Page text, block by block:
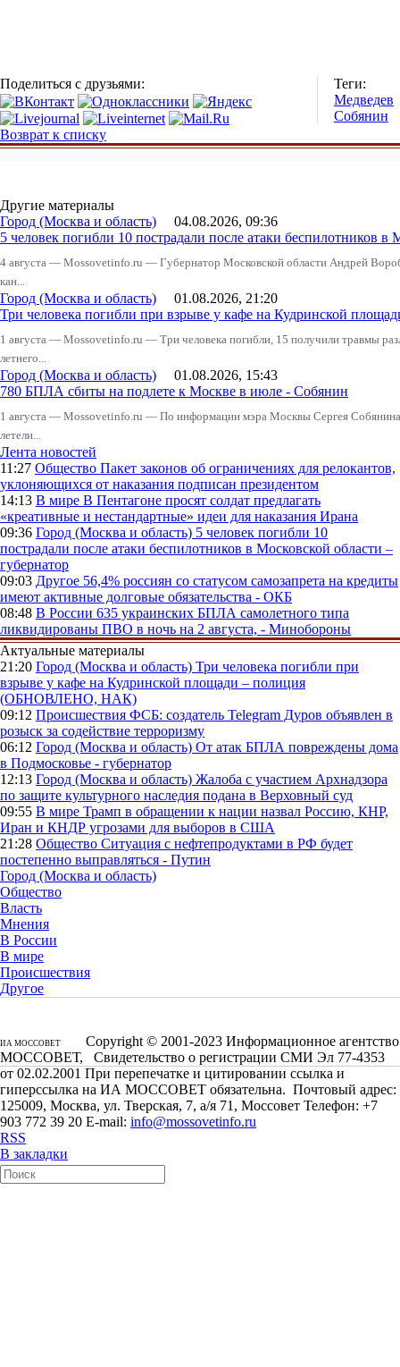
Поделиться с друзьями:
Теги:
Медведев
Собянин
Возврат к списку
Другие материалы
Город (Москва и область) 04.08.2026, 09:36
5 человек погибли 10 пострадали после атаки беспилотников в
4 августа — Mossovetinfo.ru — Губернатор Московской области Андрей
кан...
Город (Москва и область) 01.08.2026, 21:20
Три человека погибли при взрыве у кафе на Кудринской
1 августа — Mossovetinfo.ru — Три человека погибли, 15 получили травмы
летнего...
Город (Москва и область) 01.08.2026, 15:43
780 БПЛА сбиты на подлете к Москве в июле - Собянин
1 августа — Mossovetinfo.ru — По информации мэра Москвы Сергея
летели...
Лента новостей
11:27 Общество Пакет законов об ограничениях для релокантов,
уклоняющихся от наказания подписан президентом
14:13 В мире В Пентагоне просят солдат предлагать
«креативные и нестандартные» идеи для наказания Ирана
09:36 Город (Москва и область) 5 человек погибли 10
пострадали после атаки беспилотников в Московской области –
губернатор
09:03 Другое 56,4% россиян со статусом самозапрета на кредиты
имеют активные долговые обязательства - ОКБ
08:48 В России 635 украинских БПЛА самолетного типа
ликвидированы ПВО в ночь на 2 августа, - Минобороны
Актуальные материалы
21:20 Город (Москва и область) Три человека погибли при
взрыве у кафе на Кудринской площади – полиция
(ОБНОВЛЕНО, НАК)
09:12 Происшествия ФСБ: создатель Telegram Дуров объявлен в
розыск за содействие терроризму
06:12 Город (Москва и область) От атак БПЛА повреждены дома
в Подмосковье - губернатор
12:13 Город (Москва и область) Жалоба с участием Архнадзора
по защите культурного наследия подана в Верховный суд
09:55 В мире Трамп в обращении к нации назвал Россию, КНР,
Иран и КНДР угрозами для выборов в США
21:28 Общество Ситуация с нефтепродуктами в РФ будет
постепенно выправляться - Путин
Город (Москва и область)
Общество
Власть
Мнения
В России
В мире
Происшествия
Другое
ИА МОССОВЕТ
Copyright © 2001-2023 Информационное агентство
МОССОВЕТ, Свидетельство о регистрации СМИ Эл 77-4353
от 02.02.2001 При перепечатке и цитировании ссылка и
гиперссылка на ИА МОССОВЕТ обязательна. Почтовый адрес:
125009, Москва, ул. Тверская, 7, а/я 71, Моссовет Телефон: +7
903 772 39 20 E-mail: info@mossovetinfo.ru
RSS
В закладки